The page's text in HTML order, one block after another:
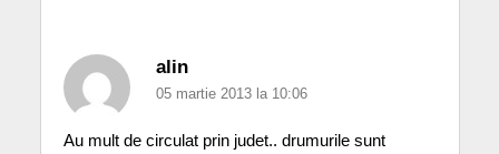
alin
05 martie 2013 la 10:06
Au mult de circulat prin judet.. drumurile sunt